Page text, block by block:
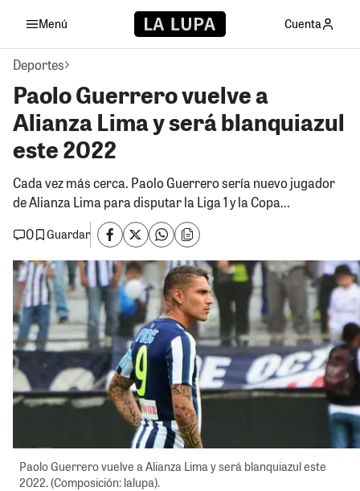
Menú Cuenta
Deportes
Paolo Guerrero vuelve a
Alianza Lima y será blanquiazul
este 2022
Cada vez más cerca. Paolo Guerrero sería nuevo jugador
de Alianza Lima para disputar la Liga 1 y la Copa...
0
Guardar
Paolo Guerrero vuelve a Alianza Lima y será blanquiazul este
2022. (Composición: lalupa).